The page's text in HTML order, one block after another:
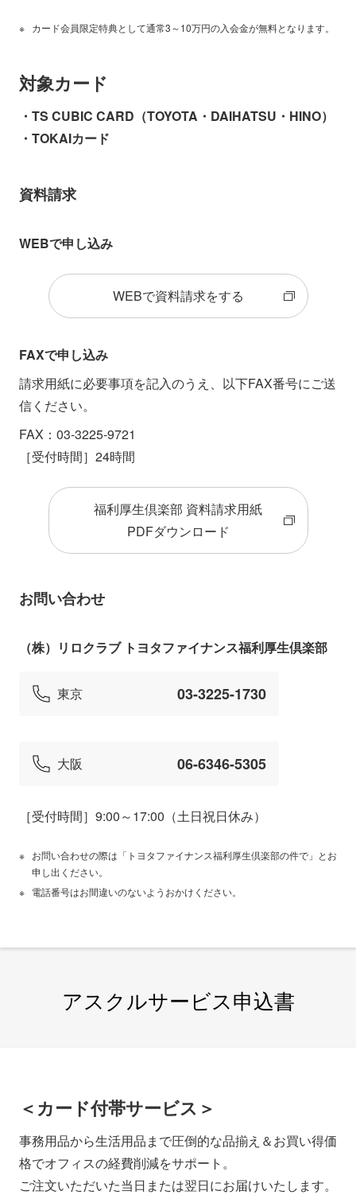
PDFをご覧いただけない方は、
手続書のご郵送先
〒460-8790 愛知県名古屋市中区錦2丁目17
番21号 NTTデータ伏見ビル別館（名古屋中
郵便局 私書箱184号）
トヨタファイナンス株式会社
変更／退会デスク
券種の異なるカードを退会ご希望の場合、
券種ごとに退会届のご記入をお願いいたし
お手元のカードは、お客さまご自身にて必
すようお願いいたします。
求に従ってお支払いください。
討している場合は、追加カードが到着後、
きをお願いいたします。
カード追加手続き
与されています。ご契約のカードをすべて
退会する場合、ポイントは失効いたします
法人カードのポイントのご案内
カード会員限定特典として通常3～10万円の入会金が無料となります。
対象カード
・TS CUBIC CARD（TOYOTA・DAIHATSU・HINO）
・TOKAIカード
資料請求
WEBで申し込み
WEBで資料請求をする
FAXで申し込み
請求用紙に必要事項を記入のうえ、以下FAX番号にご送
信ください。
FAX：03-3225-9721
［受付時間］24時間
福利厚生倶楽部 資料請求用紙
PDFダウンロード
お問い合わせ
（株）リロクラブ トヨタファイナンス福利厚生倶楽部
東京 03-3225-1730
大阪 06-6346-5305
［受付時間］9:00～17:00（土日祝日休み）
お問い合わせの際は「トヨタファイナンス福利厚生倶楽部の件で」とお
申し出ください。
電話番号はお間違いのないようおかけください。
アスクルサービス申込書
＜カード付帯サービス＞
事務用品から生活用品まで圧倒的な品揃え＆お買い得価
格でオフィスの経費削減をサポート。
ご注文いただいた当日または翌日にお届けいたします。